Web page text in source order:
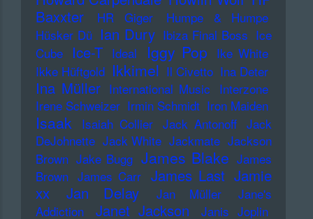
Baxxter
HR Giger
Humpe & Humpe
Hüsker Dü Ian Dury Ibiza Final Boss Ice
Cube
Ice-T Ideal Iggy Pop Ike White
Ikke Hüftgold Ikkimel Il Civetto Ina Deter
Ina Müller International Music Interzone
Irene Schweizer Irmin Schmidt Iron Maiden
Isaak Isaiah Collier Jack Antonoff Jack
DeJohnette Jack White Jackmate Jackson
Brown Jake Bugg James Blake James
Brown James Carr James Last Jamie
xx
Jan Delay Jan Müller
Jane's
Addiction
Janet Jackson
Janis Joplin